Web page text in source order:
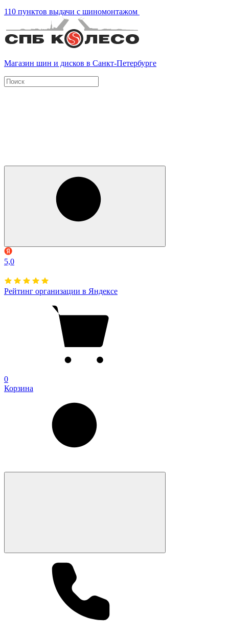
110 пунктов выдачи с шиномонтажом
Магазин шин и дисков в Санкт-Петербурге
5,0
Рейтинг организации в Яндексе
0
Корзина